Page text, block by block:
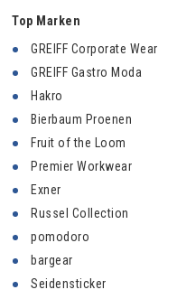
Top Marken
GREIFF Corporate Wear
GREIFF Gastro Moda
Hakro
Bierbaum Proenen
Fruit of the Loom
Premier Workwear
Exner
Russel Collection
pomodoro
bargear
Seidensticker